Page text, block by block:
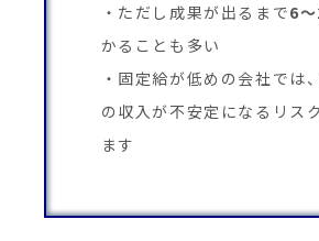
ただし成果が出るまで6
かることも多い
固定給が低めの会社では
の収入が不安定になるリス
ます